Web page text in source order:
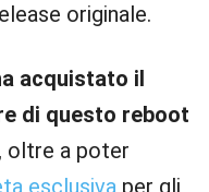
originale.
acquistato il
di questo reboot
, oltre a poter
esclusiva per gli